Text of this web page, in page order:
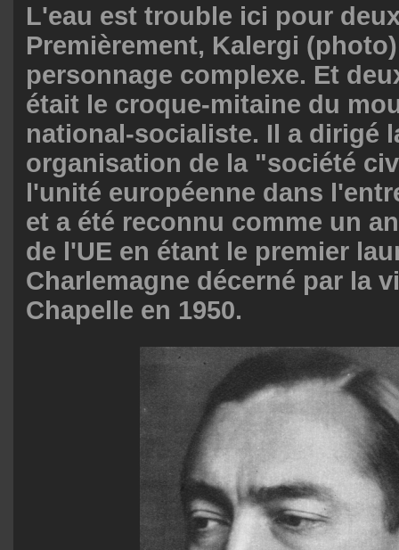
L'eau est trouble ici pour
Premièrement, Kalergi
personnage complexe. Et
était le croque-mitaine du
national-socialiste. Il a dirigé
organisation de la "société
l'unité européenne dans
et a été reconnu comme un
de l'UE en étant le premier
Charlemagne décerné par la
Chapelle en 1950.